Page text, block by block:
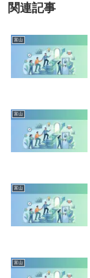
関連記事
富山
富山
富山
富山